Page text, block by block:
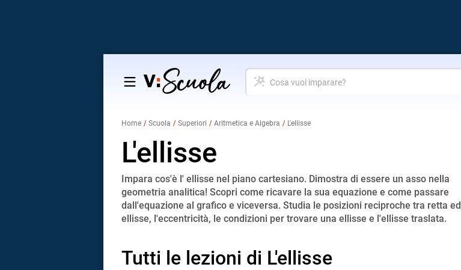
Salta
Cosa
vuoi
Home Scuola Superiori Aritmetica e Algebra L'ellisse
L'ellisse
Impara cos'è l' ellisse nel piano cartesiano. Dimostra di essere un asso nella
geometria analitica! Scopri come ricavare la sua equazione e come passare
dall'equazione al grafico e viceversa. Studia le posizioni reciproche tra retta ed
ellisse, l'eccentricità, le condizioni per trovare una ellisse e l'ellisse traslata.
Tutti le lezioni di L'ellisse